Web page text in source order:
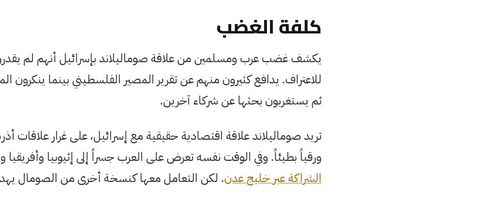
كلفة الغضب
يكشف غضب عرب ومسلمين من علاقة صوماليلاند بإسرائيل أنهم لم
للاعتراف. يدافع كثيرون منهم عن تقرير المصير الفلسطيني بينما ينكرون
ثم يستغربون بحثها عن شركاء آخرين.
تريد صوماليلاند علاقة اقتصادية حقيقية مع إسرائيل، على غرار علاقات
ورقياً بطيئاً. وفي الوقت نفسه تعرض على العرب جسراً إلى إثيوبيا وأفريقيا
الشراكة عبر خليج عدن. لكن التعامل معها كنسخة أخرى من الصومال